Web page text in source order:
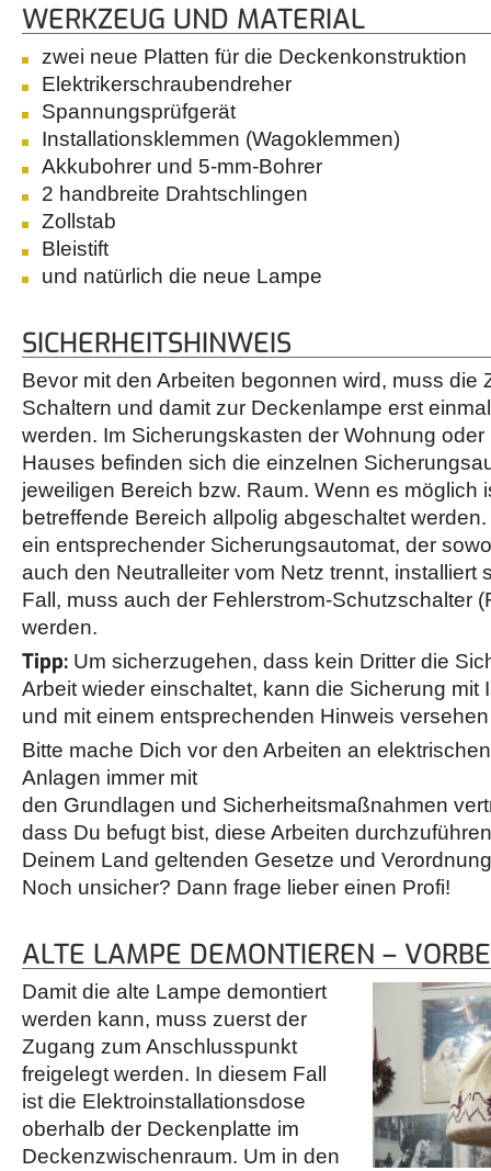
WERKZEUG UND MATERIAL
zwei neue Platten für die Deckenkonstruktion
Elektrikerschraubendreher
Spannungsprüfgerät
Installationsklemmen (Wagoklemmen)
Akkubohrer und 5-mm-Bohrer
2 handbreite Drahtschlingen
Zollstab
Bleistift
und natürlich die neue Lampe
SICHERHEITSHINWEIS
Bevor mit den Arbeiten begonnen wird, muss die
Schaltern und damit zur Deckenlampe erst
werden. Im Sicherungskasten der Wohnung
Hauses befinden sich die einzelnen
jeweiligen Bereich bzw. Raum. Wenn es möglich
betreffende Bereich allpolig abgeschaltet
ein entsprechender Sicherungsautomat, der
auch den Neutralleiter vom Netz trennt, installiert
Fall, muss auch der Fehlerstrom-Schutzschalter
werden.
Tipp: Um sicherzugehen, dass kein Dritter die
Arbeit wieder einschaltet, kann die Sicherung mit
und mit einem entsprechenden Hinweis
Bitte mache Dich vor den Arbeiten an
Anlagen immer mit
den Grundlagen und Sicherheitsmaßnahmen
dass Du befugt bist, diese Arbeiten
Deinem Land geltenden Gesetze und
Noch unsicher? Dann frage lieber einen Profi!
ALTE LAMPE DEMONTIEREN –
Damit die alte Lampe demontiert
werden kann, muss zuerst der
Zugang zum Anschlusspunkt
freigelegt werden. In diesem Fall
ist die Elektroinstallationsdose
oberhalb der Deckenplatte im
Deckenzwischenraum. Um in den